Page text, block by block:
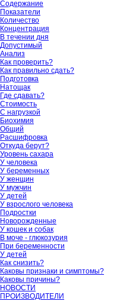
Содержание
Показатели
Количество
Концентрация
В течении дня
Допустимый
Анализ
Как проверить?
Как правильно сдать?
Подготовка
Натощак
Где сдавать?
Стоимость
С нагрузкой
Биохимия
Общий
Расшифровка
Откуда берут?
Уровень сахара
У человека
У беременных
У женщин
У мужчин
У детей
У взрослого человека
Подростки
Новорожденные
У кошек и собак
В моче - глюкозурия
При беременности
У детей
Как снизить?
Каковы признаки и симптомы?
Каковы причины?
НОВОСТИ
ПРОИЗВОДИТЕЛИ